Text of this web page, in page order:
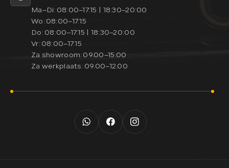
Ma–Di: 08:00–17:15 | 18:30–20:00
Wo: 08:00–17:15
Do: 08:00–17:15 | 18:30–20:00
Vr: 08:00–17:15
Za showroom: 09.00–15.00
Za werkplaats: 09.00–12.00